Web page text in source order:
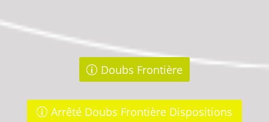
Doubs Frontière
Arrêté Doubs Frontière Dispositions